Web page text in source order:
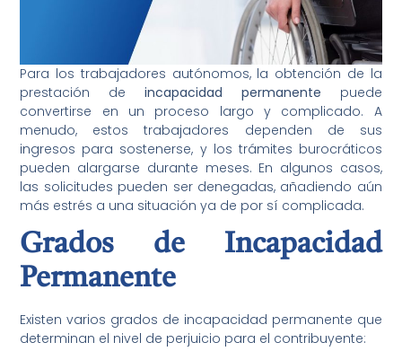
Para los trabajadores autónomos, la obtención de la
prestación de incapacidad permanente puede
convertirse en un proceso largo y complicado. A
menudo, estos trabajadores dependen de sus
ingresos para sostenerse, y los trámites burocráticos
pueden alargarse durante meses. En algunos casos,
las solicitudes pueden ser denegadas, añadiendo aún
más estrés a una situación ya de por sí complicada.
Grados de Incapacidad
Permanente
Existen varios grados de incapacidad permanente que
determinan el nivel de perjuicio para el contribuyente: